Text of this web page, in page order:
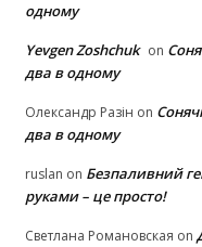
одному
Yevgen Zoshchuk on
два в одному
Олександр Разін on
два в одному
ruslan on Безпаливний
руками – це просто!
Светлана Романовская on